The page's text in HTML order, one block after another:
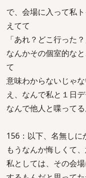
で、会場に入って私
えてて
「あれ？どこ行った
なんかその個室的な
て
意味わからないじゃ
え、なんで私と１日
なんで他人と喋って
156：以下、名無しに
もうなんか悔しくて
私としては、その会